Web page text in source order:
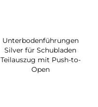
Unterbodenführungen
Silver für Schubladen
Teilauszug mit Push-to-
Open